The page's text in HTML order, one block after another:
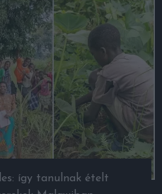
így tanulnak ételt